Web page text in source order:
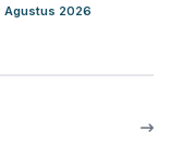
Agustus 2026